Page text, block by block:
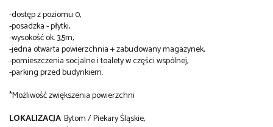
-dostęp z poziomu 0,
-posadzka - płytki,
-wysokość ok. 3,5m,
-jedna otwarta powierzchnia + zabudowany magazynek,
-pomieszczenia socjalne i toalety w części wspólnej,
-parking przed budynkiem.
*Możliwość zwiększenia powierzchni
LOKALIZACJA: Bytom / Piekary Śląskie,